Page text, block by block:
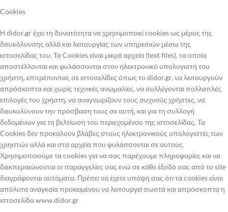
Cookies
Η didor.gr έχει τη δυνατότητα να χρησιμοποιεί cookies ως μέρος της
διευκόλυνσης αλλά και λειτουργίας των υπηρεσιών μέσω της
ιστοσελίδας του. Τα Cookies είναι μικρά αρχεία (text files), τα οποία
απoστέλλονται και φυλάσσονται στον ηλεκτρονικό υπολογιστή του
χρήστη, επιτρέποντας σε ιστοσελίδες όπως το didor.gr, να λειτουργούν
απρόσκοπτα και χωρίς τεχνικές ανωμαλίες, να συλλέγονται πολλαπλές
επιλογές του χρήστη, να αναγνωρίζουν τους συχνούς χρήστες, να
διευκολύνουν την πρόσβαση τους σε αυτή, και για τη συλλογή
δεδομένων για τη βελτίωση του περιεχομένου της ιστοσελίδας. Τα
Cookies δεν προκαλούν βλάβες στους ηλεκτρονικούς υπολογιστές των
χρηστών αλλά και στα αρχεία που φυλάσσονται σε αυτούς.
Χρησιμοποιούμε τα cookies για να σας παρέχουμε πληροφορίες και να
διεκπεραιώνονται οι παραγγελίες σας ενώ σε κάθε έξοδό σας από το site
διαγράφονται αυτόματα. Πρέπει να έχετε υπόψη σας ότι τα cookies είναι
απόλυτα αναγκαία προκειμένου να λειτουργεί σωστά και απρόσκοπτα η
ιστοσελίδα www.didor.gr